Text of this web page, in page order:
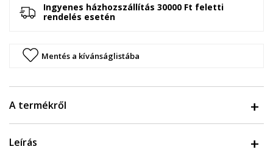
Ingyenes házhozszállítás 30000 Ft feletti
rendelés esetén
Mentés a kívánságlistába
A termékről
Leírás